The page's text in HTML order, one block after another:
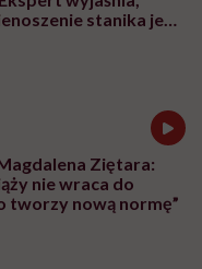
stanika jest
Ziętara:
nie wraca do
tworzy nową normę”